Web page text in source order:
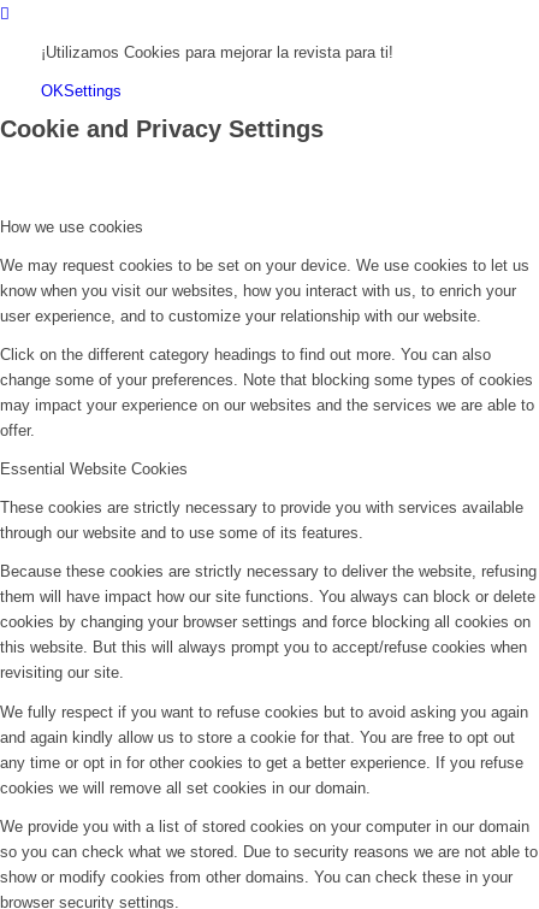
¡Utilizamos Cookies para mejorar la revista para ti!
OKSettings
Cookie and Privacy Settings
How we use cookies
We may request cookies to be set on your device. We use cookies to let us
know when you visit our websites, how you interact with us, to enrich your
user experience, and to customize your relationship with our website.
Click on the different category headings to find out more. You can also
change some of your preferences. Note that blocking some types of cookies
may impact your experience on our websites and the services we are able to
offer.
Essential Website Cookies
These cookies are strictly necessary to provide you with services available
through our website and to use some of its features.
Because these cookies are strictly necessary to deliver the website, refusing
them will have impact how our site functions. You always can block or delete
cookies by changing your browser settings and force blocking all cookies on
this website. But this will always prompt you to accept/refuse cookies when
revisiting our site.
We fully respect if you want to refuse cookies but to avoid asking you again
and again kindly allow us to store a cookie for that. You are free to opt out
any time or opt in for other cookies to get a better experience. If you refuse
cookies we will remove all set cookies in our domain.
We provide you with a list of stored cookies on your computer in our domain
so you can check what we stored. Due to security reasons we are not able to
show or modify cookies from other domains. You can check these in your
browser security settings.